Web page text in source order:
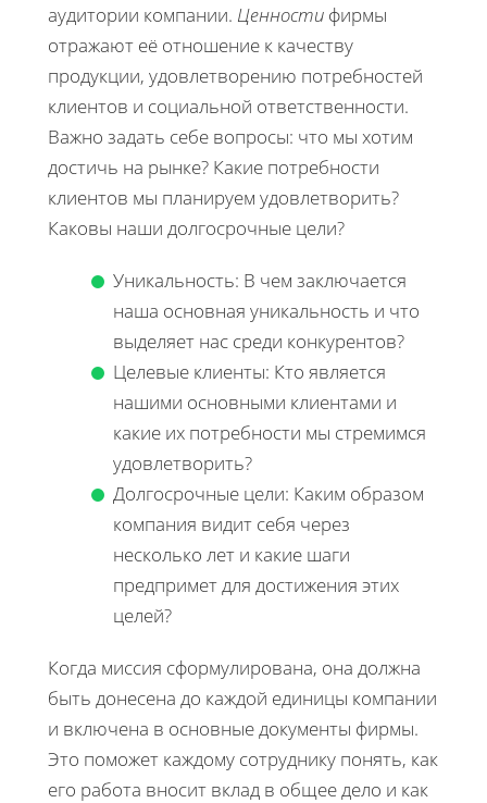
аудитории компании. Ценности фирмы
отражают её отношение к качеству
продукции, удовлетворению потребностей
клиентов и социальной ответственности.
Важно задать себе вопросы: что мы хотим
достичь на рынке? Какие потребности
клиентов мы планируем удовлетворить?
Каковы наши долгосрочные цели?
Уникальность: В чем заключается
наша основная уникальность и что
выделяет нас среди конкурентов?
Целевые клиенты: Кто является
нашими основными клиентами и
какие их потребности мы стремимся
удовлетворить?
Долгосрочные цели: Каким образом
компания видит себя через
несколько лет и какие шаги
предпримет для достижения этих
целей?
Когда миссия сформулирована, она должна
быть донесена до каждой единицы компании
и включена в основные документы фирмы.
Это поможет каждому сотруднику понять, как
его работа вносит вклад в общее дело и как